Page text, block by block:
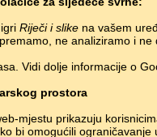
Riječi i slike na vašem
ne analiziramo i ne
Vidi dolje informacije o
prostora
mjestu prikazuju
bi omogućili
BaltoSlav/
Copyright ©